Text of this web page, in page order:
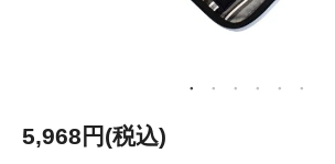
5,968円(税込)